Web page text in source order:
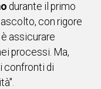
durante il primo
con rigore
assicurare
processi. Ma,
confronti di